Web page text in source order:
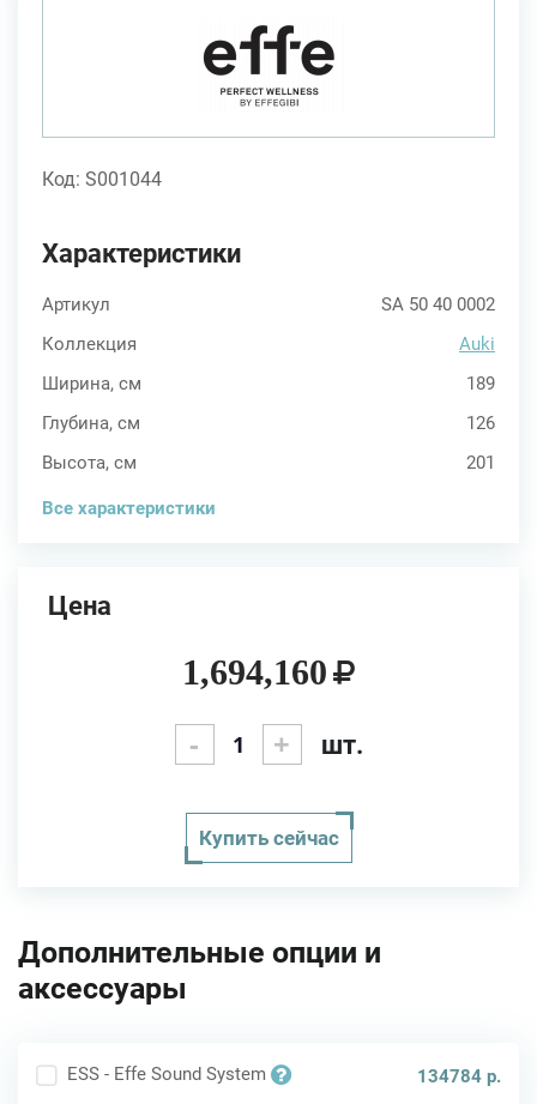
Код: S001044
Характеристики
Артикул
SA 50 40 0002
Коллекция
Auki
Ширина, см
189
Глубина, см
126
Высота, см
201
Все характеристики
Цена
1,694,160
-
+ шт.
Купить сейчас
Дополнительные опции и
аксессуары
ESS - Effe Sound System
134784 р.